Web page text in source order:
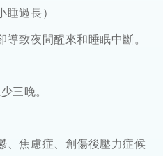
睡過長）
導致夜間醒來和睡眠中斷。
三晚。
、焦慮症、創傷後壓力症候